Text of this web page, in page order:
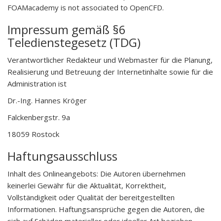
FOAMacademy is not associated to OpenCFD.
Impressum gemäß §6
Teledienstegesetz (TDG)
Verantwortlicher Redakteur und Webmaster für die Planung,
Realisierung und Betreuung der Internetinhalte sowie für die
Administration ist
Dr.-Ing. Hannes Kröger
Falckenbergstr. 9a
18059 Rostock
Haftungsausschluss
Inhalt des Onlineangebots: Die Autoren übernehmen
keinerlei Gewähr für die Aktualität, Korrektheit,
Vollständigkeit oder Qualität der bereitgestellten
Informationen. Haftungsansprüche gegen die Autoren, die